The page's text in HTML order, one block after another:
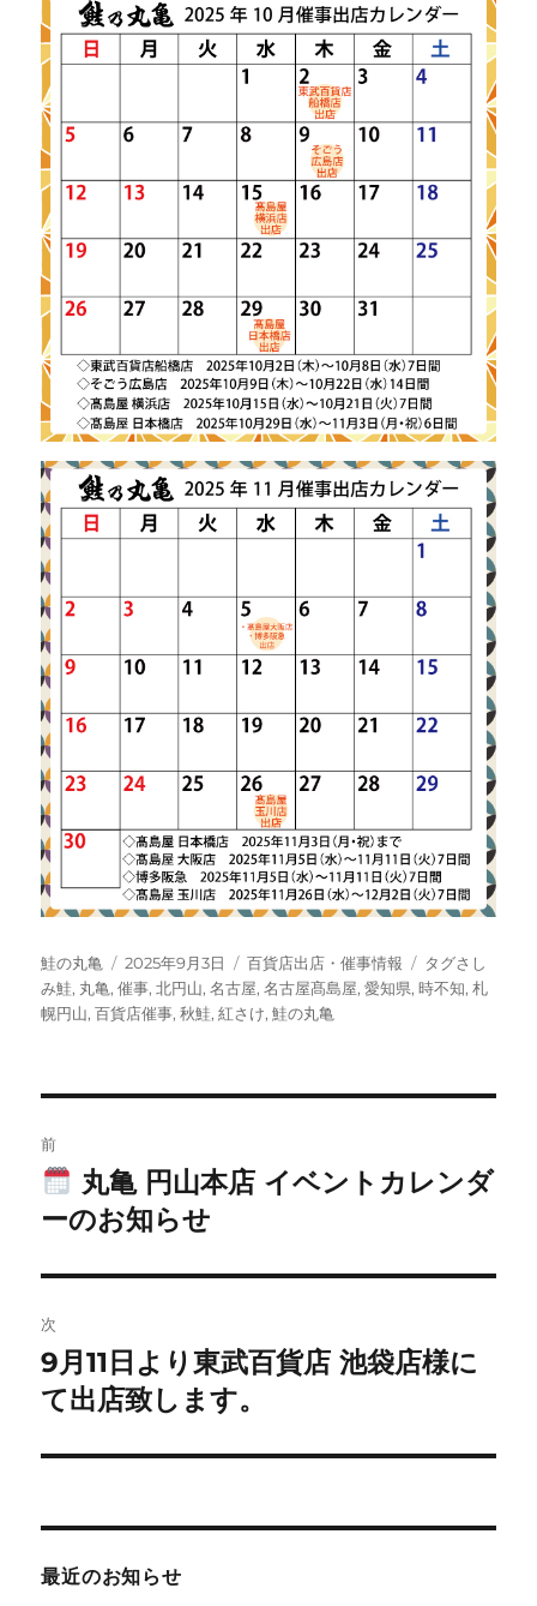
投
稿
者
鮭の丸亀
投
稿
日:
2025年9月3日
カ
テ
ゴ
百貨店出店・催事情報
タ
グ
タグさし
み鮭, 丸亀,催事,北円山,名古屋,名古屋髙島屋,愛知県,時不知,札
幌円山,百貨店催事,秋鮭,紅さけ,鮭の丸亀
稿
ナ
ビ
ゲ
ー
シ
ン
前
前
の
稿:
丸亀 円山本店 イベントカレンダ
ーのお知らせ
次
次
の
稿:
9月11日より東武百貨店 池袋店様に
て出店致します。
最近のお知らせ